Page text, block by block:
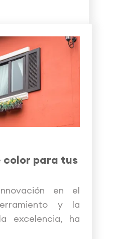
color para tus
en el
y la
excelencia, ha